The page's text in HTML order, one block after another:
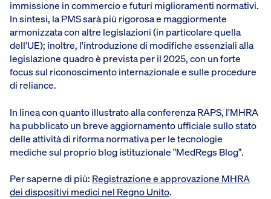
immissione in commercio e futuri miglioramenti normativi.
In sintesi, la PMS sarà più rigorosa e maggiormente
armonizzata con altre legislazioni (in particolare quella
dell'UE); inoltre, l'introduzione di modifiche essenziali alla
legislazione quadro è prevista per il 2025, con un forte
focus sul riconoscimento internazionale e sulle procedure
di reliance.
In linea con quanto illustrato alla conferenza RAPS, l'MHRA
ha pubblicato un breve aggiornamento ufficiale sullo stato
delle attività di riforma normativa per le tecnologie
mediche sul proprio blog istituzionale "MedRegs Blog".
Per saperne di più: Registrazione e approvazione MHRA
dei dispositivi medici nel Regno Unito.